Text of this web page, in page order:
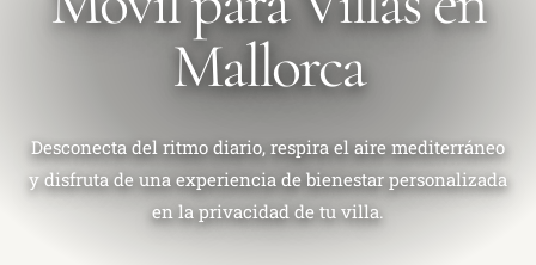
Mallorca
Desconecta del ritmo diario, respira el aire mediterráneo
y disfruta de una experiencia de bienestar personalizada
en la privacidad de tu villa.